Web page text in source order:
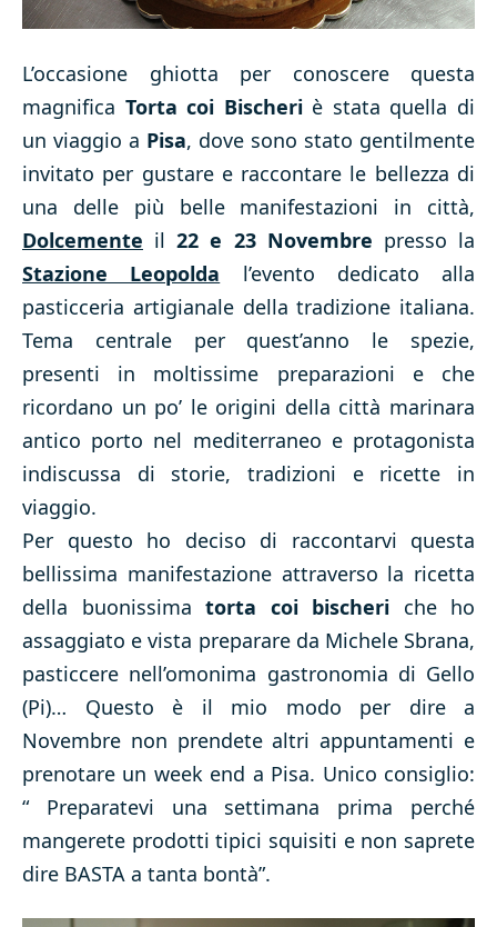
L’occasione ghiotta per conoscere questa
magnifica Torta coi Bischeriè stata quella di
un viaggio a Pisa, dove sono stato gentilmente
invitato per gustare e raccontare le bellezza di
una delle più belle manifestazioni in città,
Dolcemente il22 e 23 Novembre presso la
Stazione Leopolda l’evento dedicato alla
pasticceria artigianale della tradizione italiana.
Tema centrale per quest’anno le spezie,
presenti in moltissime preparazioni e che
ricordano un po’ le origini della città marinara
antico porto nel mediterraneo e protagonista
indiscussa di storie, tradizioni e ricette in
viaggio.
Per questo ho deciso di raccontarvi questa
bellissima manifestazione attraverso la ricetta
della buonissima torta coi bischeri che ho
assaggiato e vista preparare da Michele Sbrana,
pasticcere nell’omonima gastronomia di Gello
(Pi)… Questo è il mio modo per dire a
Novembre non prendete altri appuntamenti e
prenotare un week end a Pisa. Unico consiglio:
“ Preparatevi una settimana prima perché
mangerete prodotti tipici squisiti e non saprete
dire BASTA a tanta bontà”.